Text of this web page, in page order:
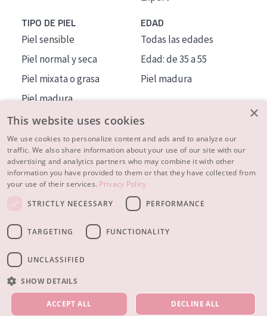
NUESTROS PRODUCTOS
TIPO DE PIEL
Piel sensible
Piel normal y seca
Piel mixata o grasa
Piel madura
Piel expuesta al sol
Piel menopáusica
EDAD
Todas las edades
Edad: de 35 a 55
Piel madura
MÁS SOBRE NOSOTROS
INSPIRACIÓN
CONTACTO
© 2023 - 2026 Diadermine
×
This website uses cookies
We use cookies to personalize content and ads and to analyze our
traffic. We also share information about your use of our site with our
advertising and analytics partners who may combine it with other
information you have provided to them or that they have collected from
your use of their services. Privacy Policy
STRICTLY NECESSARY
PERFORMANCE
TARGETING FUNCTIONALITY
UNCLASSIFIED
SHOW DETAILS
ACCEPT ALL DECLINE ALL